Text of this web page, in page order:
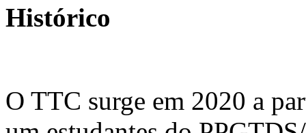
Histórico
O TTC surge em 2020 a